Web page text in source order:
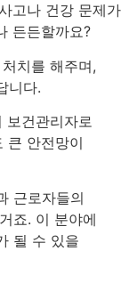
고나 건강 문제가
든든할까요?
치를 해주며,
니다.
보건관리자로
큰 안전망이
근로자들의
죠. 이 분야에
될 수 있을